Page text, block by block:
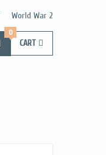
World War 2
CART
0